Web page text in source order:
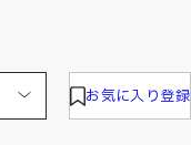
お気に入り登録